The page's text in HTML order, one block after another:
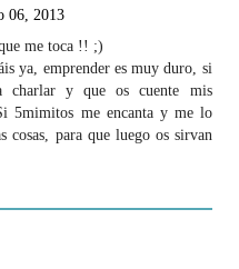
06, 2013
me toca !! ;)
ya, emprender es muy duro, si
charlar y que os cuente mis
5mimitos me encanta y me lo
cosas, para que luego os sirvan